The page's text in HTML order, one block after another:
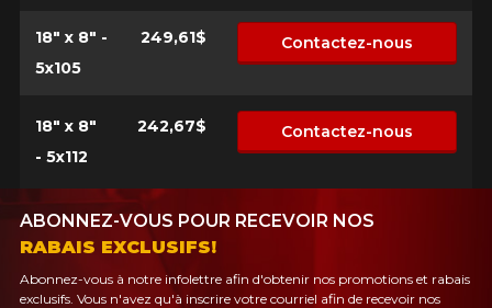
18" x 8" -
5x105
249,61$ Contactez-nous
18" x 8"
- 5x112
242,67$ Contactez-nous
ABONNEZ-VOUS POUR RECEVOIR NOS
RABAIS EXCLUSIFS!
Abonnez-vous à notre infolettre afin d'obtenir nos promotions et rabais
exclusifs. Vous n'avez qu'à inscrire votre courriel afin de recevoir nos